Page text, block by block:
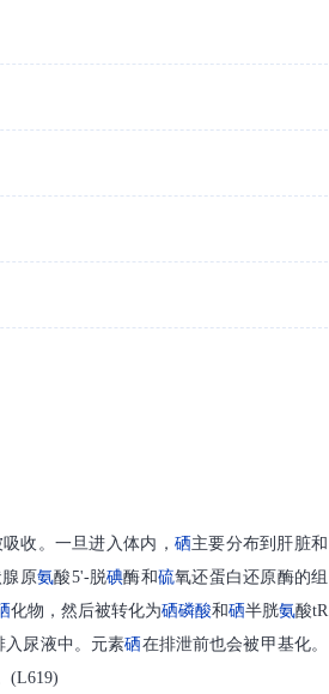
收。一旦进入体内， 硒主要分布到肝脏和
原氨酸5'-脱碘酶和硫氧还蛋白还原酶的组
化物，然后被转化为硒磷酸和硒半胱氨酸tR
入尿液中。元素硒在排泄前也会被甲基化。
(L619)